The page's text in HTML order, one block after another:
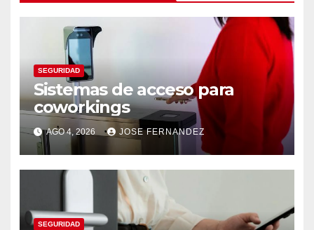
SEGURIDAD
Sistemas de acceso para
coworkings
AGO 4, 2026 JOSE FERNANDEZ
SEGURIDAD